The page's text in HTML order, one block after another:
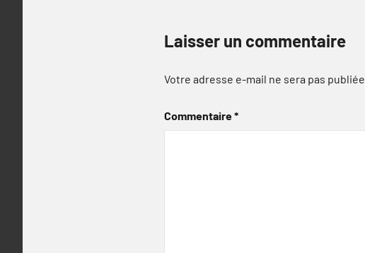
Laisser un commentaire
Votre adresse e-mail ne sera pas publiée.
Commentaire*